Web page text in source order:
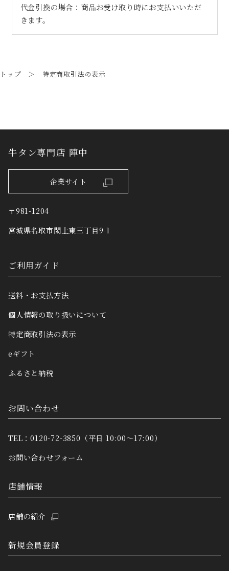
代金引換の場合：商品お受け取り時にお支払いいただ
きます。
トップ ＞ 特定商取引法の表示
牛タン専門店 陣中
企業サイト
〒981-1204
宮城県名取市閖上東三丁目9-1
ご利用ガイド
送料・お支払方法
個人情報の取り扱いについて
特定商取引法の表示
eギフト
ふるさと納税
お問い合わせ
TEL：0120-72-3850（平日 10:00～17:00）
お問い合わせフォーム
店舗情報
店舗の紹介
新規会員登録